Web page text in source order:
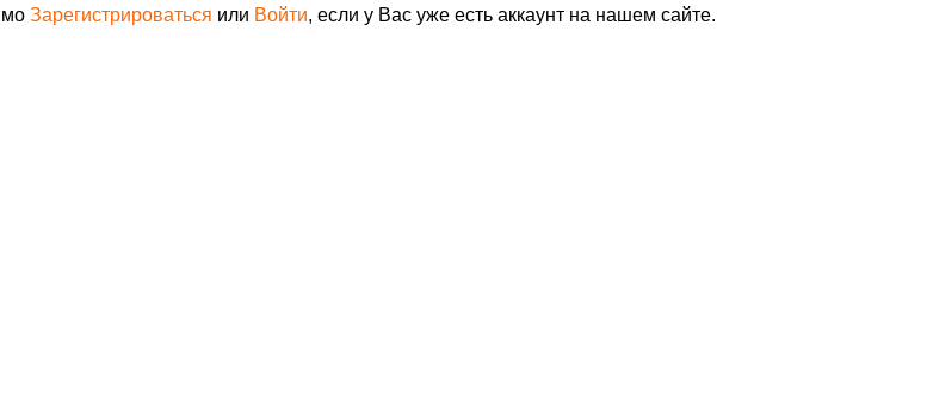
Зарегистрироваться или Войти, если у Вас уже есть аккаунт на нашем сайте.